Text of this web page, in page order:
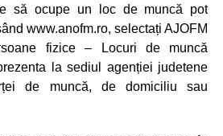
să ocupe un loc de muncă pot
www.anofm.ro, selectați AJOFM
fizice – Locuri de muncă
la sediul agenției judetene
de muncă, de domiciliu sau